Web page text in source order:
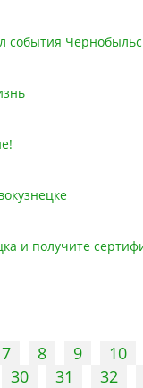
события
и получите
7 8 9
10
30 31
32